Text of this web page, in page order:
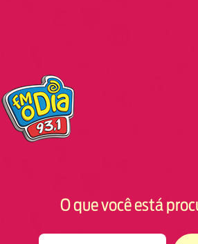
O que você está